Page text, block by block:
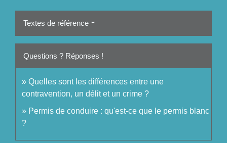
Textes de référence
Questions ? Réponses !
Quelles sont les différences entre une
contravention, un délit et un crime ?
Permis de conduire : qu'est-ce que le permis blanc
?